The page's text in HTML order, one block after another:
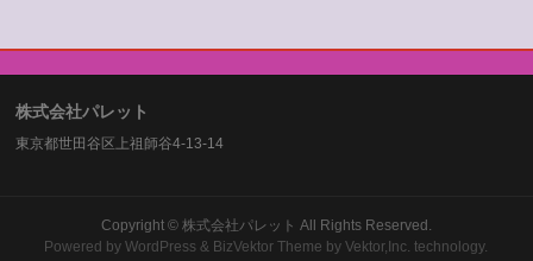
株式会社パレット
東京都世田谷区上祖師谷4-13-14
Copyright © 株式会社パレット All Rights Reserved.
Powered byWordPress & BizVektor Theme byVektor,Inc. technology.